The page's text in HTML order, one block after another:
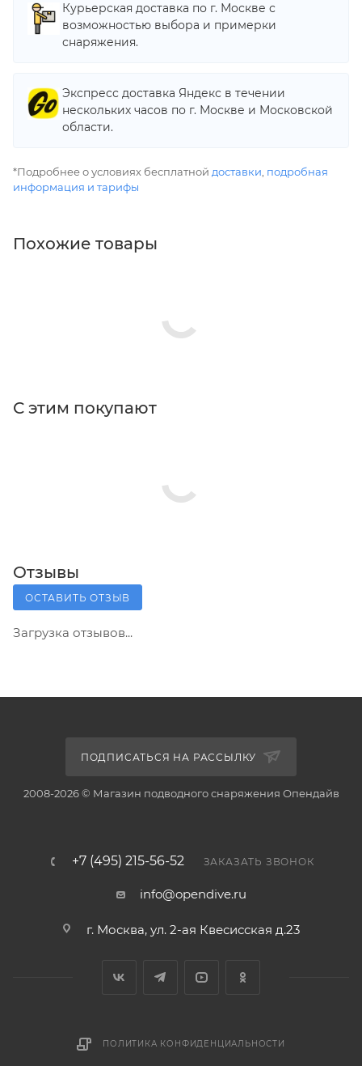
Курьерская доставка по г. Москве с
возможностью выбора и примерки
снаряжения.
Экспресс доставка Яндекс в течении
нескольких часов по г. Москве и Московской
области.
*Подробнее о условиях бесплатной доставки подробная
информация и тарифы
Похожие товары
С этим покупают
Отзывы
ОСТАВИТЬ ОТЗЫВ
Загрузка отзывов...
ПОДПИСАТЬСЯ НА РАССЫЛКУ
2008-2026 © Магазин подводного снаряжения Опендайв
+7 (495) 215-56-52 ЗАКАЗАТЬ ЗВОНОК
info@opendive.ru
г. Москва, ул. 2-ая Квесисская д.23
ПОЛИТИКА КОНФИДЕНЦИАЛЬНОСТИ